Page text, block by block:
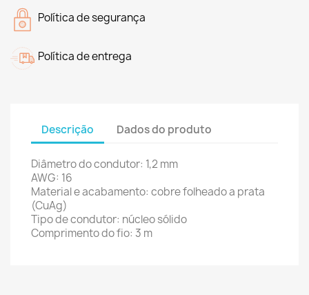
Política de segurança
Política de entrega
Descrição Dados do produto
Diâmetro do condutor: 1,2 mm
AWG: 16
Material e acabamento: cobre folheado a prata
(CuAg)
Tipo de condutor: núcleo sólido
Comprimento do fio: 3 m